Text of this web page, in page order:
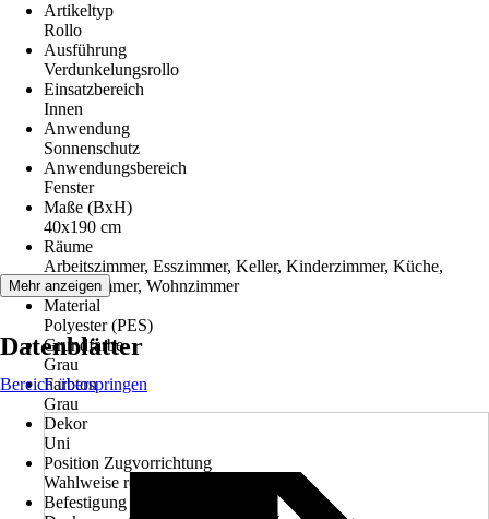
Artikeltyp
Rollo
Ausführung
Verdunkelungsrollo
Einsatzbereich
Innen
Anwendung
Sonnenschutz
Anwendungsbereich
Fenster
Maße (BxH)
40x190 cm
Räume
Arbeitszimmer, Esszimmer, Keller, Kinderzimmer, Küche,
Schlafzimmer, Wohnzimmer
Material
Polyester (PES)
Grundfarbe
Grau
Farbton
Grau
Dekor
Uni
Position Zugvorrichtung
Wahlweise rechts oder links
Befestigung
Mehr anzeigen
Datenblätter
Bereich überspringen